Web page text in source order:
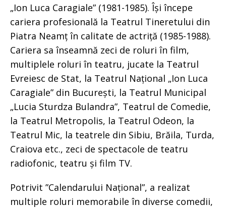
„Ion Luca Caragiale” (1981-1985). Își începe
cariera profesională la Teatrul Tineretului din
Piatra Neamț în calitate de actriță (1985-1988).
Cariera sa înseamnă zeci de roluri în film,
multiplele roluri în teatru, jucate la Teatrul
Evreiesc de Stat, la Teatrul Național „Ion Luca
Caragiale” din București, la Teatrul Municipal
„Lucia Sturdza Bulandra”, Teatrul de Comedie,
la Teatrul Metropolis, la Teatrul Odeon, la
Teatrul Mic, la teatrele din Sibiu, Brăila, Turda,
Craiova etc., zeci de spectacole de teatru
radiofonic, teatru și film TV.
Potrivit ”Calendarului Național”, a realizat
multiple roluri memorabile în diverse comedii,